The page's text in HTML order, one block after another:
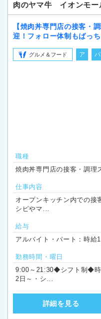
肉のヤマ牛 イオンモー
【焼肉丼専門店の接客・
迎！フォロー体制もばっ
グルメ＆フード ア パ
職種
焼肉丼専門店の接客・調理
仕事内容
オープンキッチン内での接
シピやマ...
給与
アルバイト・パート：時
勤務時間・曜日
9:00～21:30◆シフト制◆
2日～・シ...
詳細を見る